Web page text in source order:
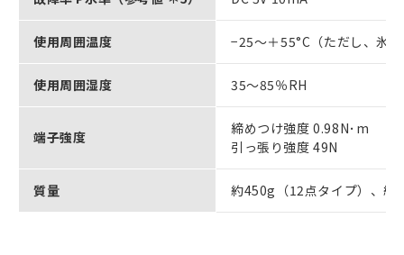
使用周囲温度 −25～＋55°C（ただし、氷
使用周囲湿度 35～85％RH
端子強度
締めつけ強度 0.98N･m
引っ張り強度 49N
質量 約450g（12点タイプ）、約